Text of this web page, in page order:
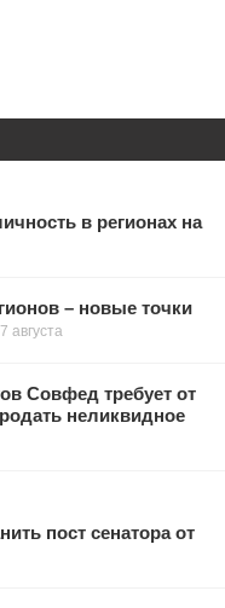
в регионах на
– новые точки
7 августа
Совфед требует от
неликвидное
пост сенатора от